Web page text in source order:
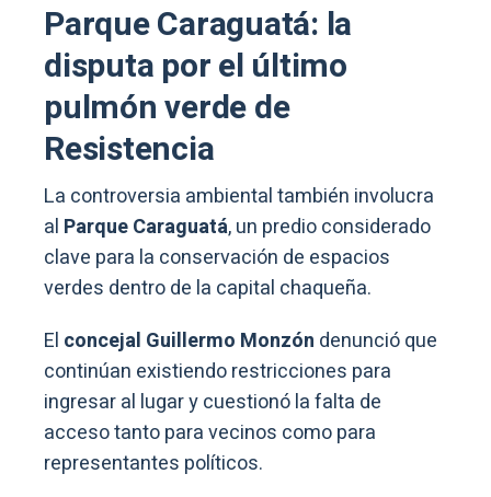
Parque Caraguatá: la
disputa por el último
pulmón verde de
Resistencia
La controversia ambiental también involucra
al Parque Caraguatá, un predio considerado
clave para la conservación de espacios
verdes dentro de la capital chaqueña.
El concejal Guillermo Monzón denunció que
continúan existiendo restricciones para
ingresar al lugar y cuestionó la falta de
acceso tanto para vecinos como para
representantes políticos.